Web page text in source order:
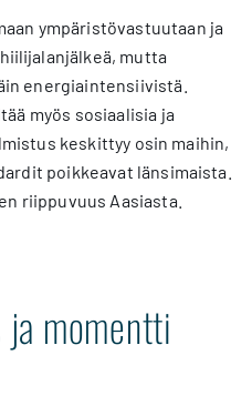
ympäristövastuutaan ja
mutta
energiaintensiivistä.
myös sosiaalisia ja
keskittyy osin maihin,
poikkeavat länsimaista.
riippuvuus Aasiasta.
momentti